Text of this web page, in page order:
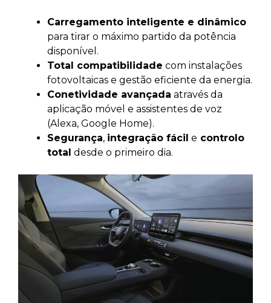
Carregamento inteligente e dinâmico
para tirar o máximo partido da potência
disponível.
Total compatibilidade com instalações
fotovoltaicas e gestão eficiente da energia.
Conetividade avançada através da
aplicação móvel e assistentes de voz
(Alexa, Google Home).
Segurança, integração fácil e controlo
total desde o primeiro dia.